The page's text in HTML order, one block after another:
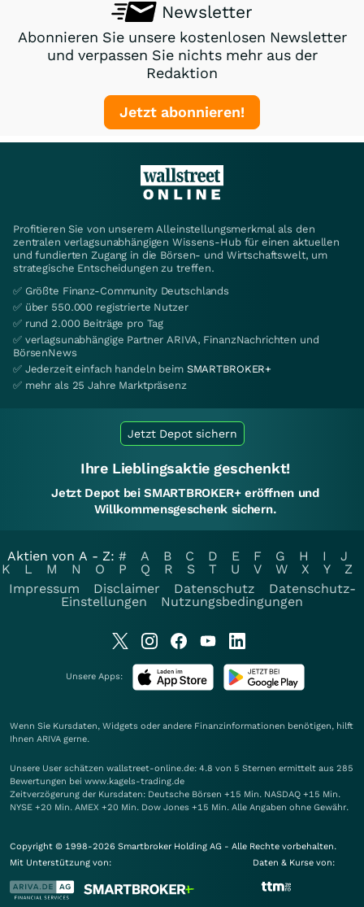
Newsletter
Abonnieren Sie unsere kostenlosen Newsletter
und verpassen Sie nichts mehr aus der
Redaktion
Jetzt abonnieren!
Profitieren Sie von unserem Alleinstellungsmerkmal als den
zentralen verlagsunabhängigen Wissens-Hub für einen aktuellen
und fundierten Zugang in die Börsen- und Wirtschaftswelt, um
strategische Entscheidungen zu treffen.
✅ Größte Finanz-Community Deutschlands
✅ über 550.000 registrierte Nutzer
✅ rund 2.000 Beiträge pro Tag
✅ verlagsunabhängige Partner ARIVA, FinanzNachrichten und
BörsenNews
✅ Jederzeit einfach handeln beim SMARTBROKER+
✅ mehr als 25 Jahre Marktpräsenz
Jetzt Depot sichern
Ihre Lieblingsaktie geschenkt!
Jetzt Depot bei SMARTBROKER+ eröffnen und
Willkommensgeschenk sichern.
Aktien von A - Z: # A B C D E F G H I
J
K
L M N O P Q R S T U V W X Y
Z
Impressum
Disclaimer Datenschutz
Datenschutz-
Einstellungen
Nutzungsbedingungen
Unsere Apps:
Wenn Sie Kursdaten, Widgets oder andere Finanzinformationen benötigen, hilft
Ihnen ARIVA gerne.
Unsere User schätzen wallstreet-online.de: 4.8 von 5 Sternen ermittelt aus 285
Bewertungen bei www.kagels-trading.de
Zeitverzögerung der Kursdaten: Deutsche Börsen +15 Min. NASDAQ +15 Min.
NYSE +20 Min. AMEX +20 Min. Dow Jones +15 Min. Alle Angaben ohne Gewähr.
Copyright © 1998-2026 Smartbroker Holding AG - Alle Rechte vorbehalten.
Mit Unterstützung von:
Daten & Kurse von: